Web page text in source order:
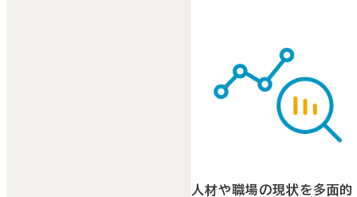
人材や職場の現状を多面的